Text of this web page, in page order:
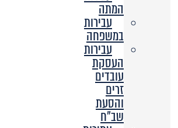
המתה
עבירות
במשפחה
עבירות
העסקת
עובדים
זרים
והסעת
שב”ח